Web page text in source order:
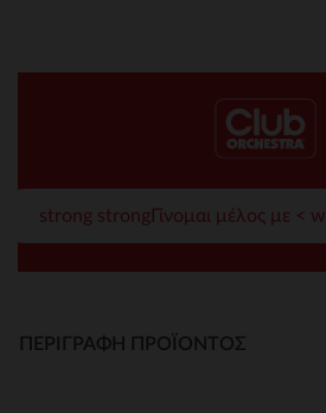
strong strongΓίνομαι μέλος με <
ΠΕΡΙΓΡΑΦΉ ΠΡΟΪΌΝΤΟΣ